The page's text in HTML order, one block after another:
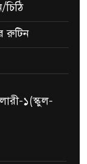
চিঠি
রুটিন
১(স্কুল-